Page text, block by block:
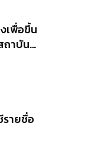
เพื่อขึ้น
ถาบัน
ายชื่ิอ